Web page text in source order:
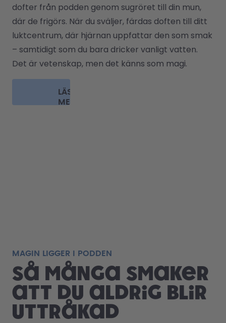
dofter från podden genom sugröret till din mun,
där de frigörs. När du sväljer, färdas doften till ditt
luktcentrum, där hjärnan uppfattar den som smak
– samtidigt som du bara dricker vanligt vatten.
LÄS
MER
MAGIN LIGGER I PODDEN
Så många smaker
att du aldrig blir
uttråkad